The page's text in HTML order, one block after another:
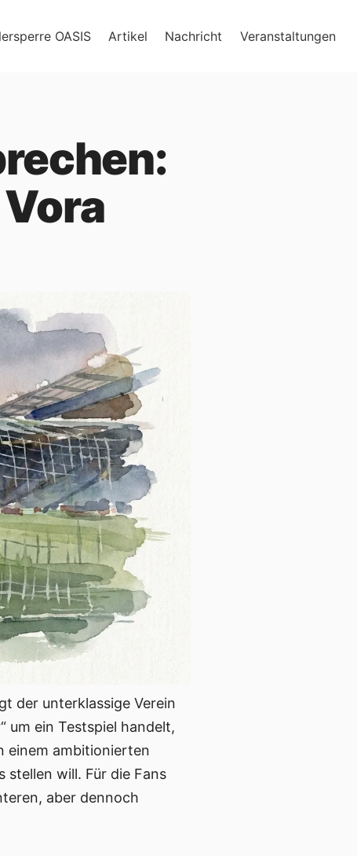
OASIS Artikel Nachricht Veranstaltungen
der unterklassige Verein
um ein Testspiel handelt,
einem ambitionierten
stellen will. Für die Fans
aber dennoch